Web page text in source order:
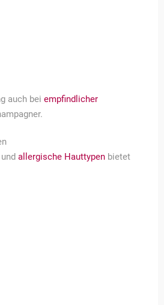
auch bei empfindlicher
allergische Hauttypenbietet